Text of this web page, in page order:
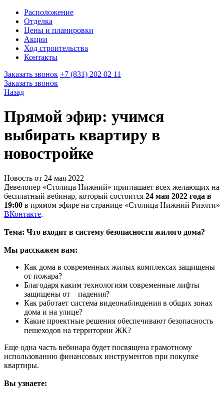
Расположение
Отделка
Цены и планировки
Акции
Ход строительства
Контакты
Заказать звонок +7 (831) 202 02 11
Заказать звонок
Назад
Прямой эфир: учимся
выбирать квартиру в
новостройке
Новость от 24 мая 2022
Девелопер «Столица Нижний» приглашает всех желающих на
бесплатный вебинар, который состоится 24 мая 2022 года в
19:00 в прямом эфире на странице «Столица Нижний Риэлти»
ВКонтакте.
Тема: Что входит в систему безопасности жилого дома?
Мы расскажем вам:
Как дома в современных жилых комплексах защищены
от пожара?
Благодаря каким технологиям современные лифты
защищены от падения?
Как работает система видеонаблюдения в общих зонах
дома и на улице?
Какие проектные решения обеспечивают безопасность
пешеходов на территории ЖК?⠀
Еще одна часть вебинара будет посвящена грамотному
использованию финансовых инструментов при покупке
квартиры.
Вы узнаете: